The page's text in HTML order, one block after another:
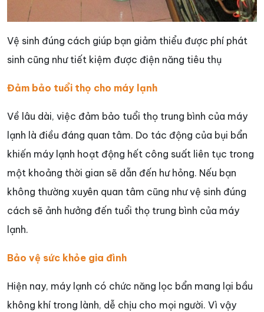
Vệ sinh đúng cách giúp bạn giảm thiểu được phí phát
sinh cũng như tiết kiệm được điện năng tiêu thụ
Đảm bảo tuổi thọ cho máy lạnh
Về lâu dài, việc đảm bảo tuổi thọ trung bình của máy
lạnh là điều đáng quan tâm. Do tác động của bụi bẩn
khiến máy lạnh hoạt động hết công suất liên tục trong
một khoảng thời gian sẽ dẫn đến hư hỏng. Nếu bạn
không thường xuyên quan tâm cũng như vệ sinh đúng
cách sẽ ảnh hưởng đến tuổi thọ trung bình của máy
lạnh.
Bảo vệ sức khỏe gia đình
Hiện nay, máy lạnh có chức năng lọc bẩn mang lại bầu
không khí trong lành, dễ chịu cho mọi người. Vì vậy